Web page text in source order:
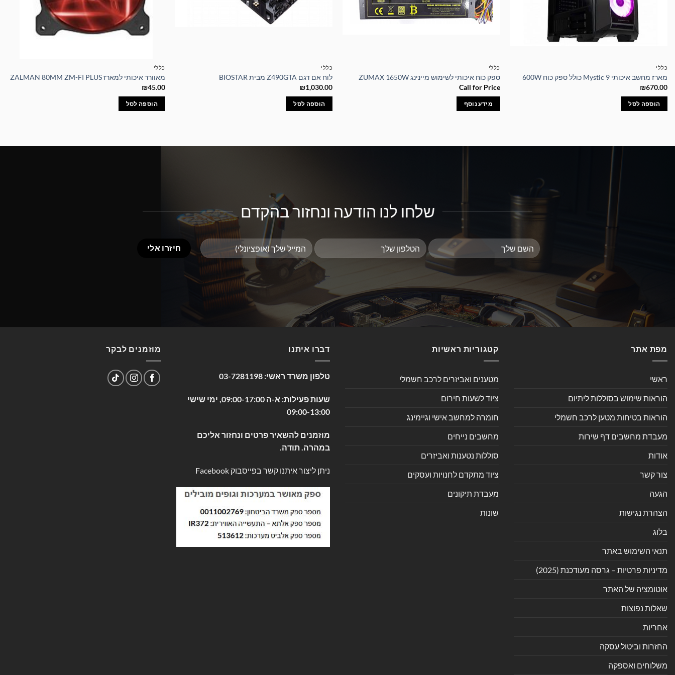
כללי
מארז מחשב איכותי Mystic 9 כולל ספק כוח 600W
₪670.00
הוספה לסל
כללי
ספק כוח איכותי לשימוש מיינינג ZUMAX 1650W
Call for Price
מידע נוסף
כללי
לוח אם דגם Z490GTA מבית BIOSTAR
₪1,030.00
הוספה לסל
כללי
מאוורר איכותי למארז ZALMAN 80MM ZM-FI PLUS
₪45.00
הוספה לסל
שלחו לנו הודעה ונחזור בהקדם
מפת אתר
ראשי
הוראות שימוש בסוללות ליתיום
הוראות בטיחות מטען לרכב חשמלי
מעבדת מחשבים דף שירות
אודות
צור קשר
הגעה
הצהרת נגישות
בלוג
תנאי השימוש באתר
מדיניות פרטיות – גרסה מעודכנת (2025)
אוטומציה של האתר
שאלות נפוצות
אחריות
החזרות וביטול עסקה
משלוחים ואספקה
קטגוריות ראשיות
מטענים ואביזרים לרכב חשמלי
ציוד לשעות חירום
חומרה למחשב אישי וגיימינג
מחשבים נייחים
סוללות נטענות ואביזרים
ציוד מתקדם לחנויות ועסקים
מעבדת תיקונים
שונות
דברו איתנו
טלפון משרד ראשי: 03-7281198
שעות פעילות: א-ה 09:00-17:00, ימי שישי
09:00-13:00
מוזמנים להשאיר פרטים ונחזור אליכם
במהרה. תודה.
ניתן ליצור איתנו קשר בפייסבוק Facebook
מוזמנים לבקר